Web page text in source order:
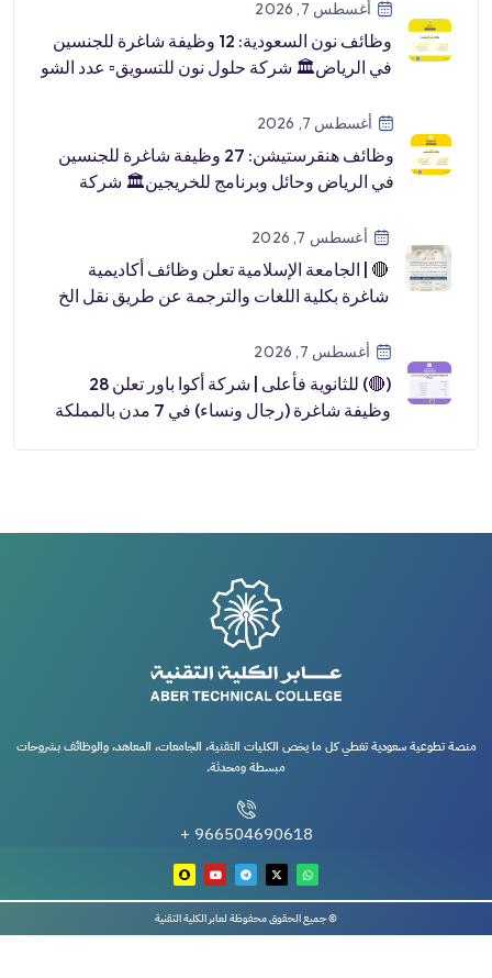
أغسطس 7, 2026
وظائف نون السعودية: 12 وظيفة شاغرة للجنسين
في الرياض🏛 شركة حلول نون للتسويق▫️ عدد الشو
أغسطس 7, 2026
وظائف هنقرستيشن: 27 وظيفة شاغرة للجنسين
في الرياض وحائل وبرنامج للخريجين🏛 شركة
أغسطس 7, 2026
🔴 | الجامعة الإسلامية تعلن وظائف أكاديمية
شاغرة بكلية اللغات والترجمة عن طريق نقل الخ
أغسطس 7, 2026
(🔴) للثانوية فأعلى | شركة أكوا باور تعلن 28
وظيفة شاغرة (رجال ونساء) في 7 مدن بالمملكة
منصة تطوعية سعودية تغطي كل ما يخص الكليات التقنية، الجامعات، المعاهد، والوظائف بشروحات
مبسطة ومحدثة.
966504690618 +
© جميع الحقوق محفوظة لعابر الكلية التقنية